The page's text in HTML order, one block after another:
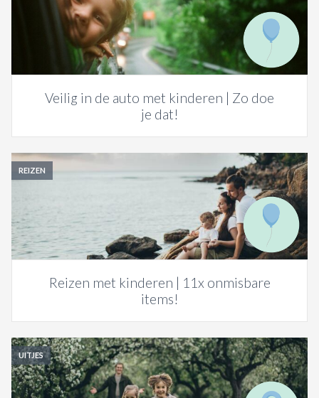
Veilig in de auto met kinderen | Zo doe
je dat!
REIZEN
Reizen met kinderen | 11x onmisbare
items!
UITJES